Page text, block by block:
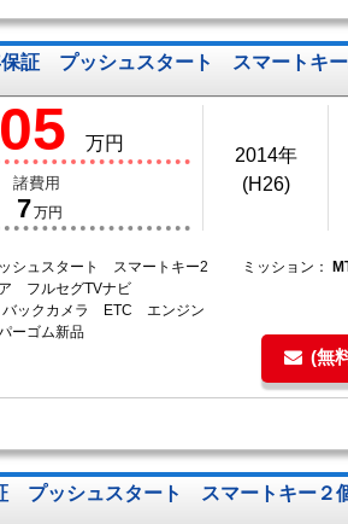
証 プッシュスタート スマートキ
万円
諸費用
7万円
2014年
(H26)
ュスタート スマートキー2
フルセグTVナビ
ックカメラ ETC エンジン
ーゴム新品
ミッション：
(無
プッシュスタート スマートキー